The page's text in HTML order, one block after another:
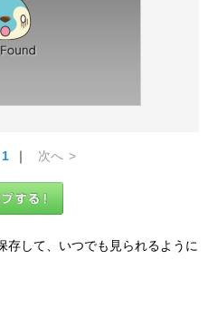
1 ｜ 次へ >
して、いつでも見られるように